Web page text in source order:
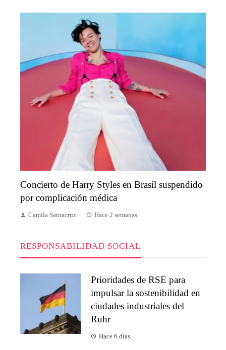
Concierto de Harry Styles en Brasil suspendido
por complicación médica
Camila Santacruz Hace 2 semanas
RESPONSABILIDAD SOCIAL
Prioridades de RSE para
impulsar la sostenibilidad en
ciudades industriales del
Ruhr
Hace 6 días